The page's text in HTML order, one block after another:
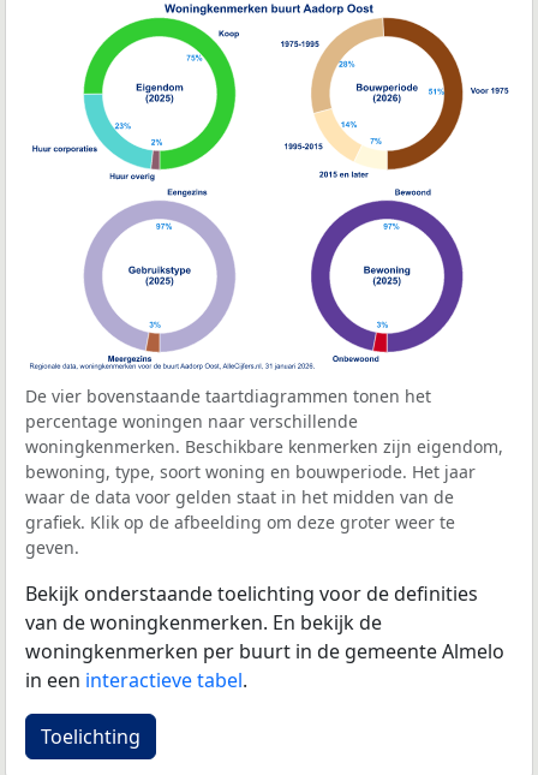
De vier bovenstaande taartdiagrammen tonen het
percentage woningen naar verschillende
woningkenmerken. Beschikbare kenmerken zijn eigendom,
bewoning, type, soort woning en bouwperiode. Het jaar
waar de data voor gelden staat in het midden van de
grafiek. Klik op de afbeelding om deze groter weer te
geven.
Bekijk onderstaande toelichting voor de definities
van de woningkenmerken. En bekijk de
woningkenmerken per buurt in de gemeente Almelo
in een interactieve tabel.
Toelichting